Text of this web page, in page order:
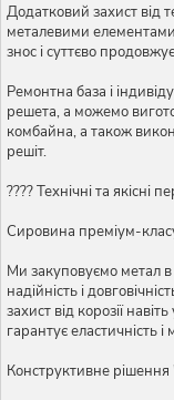
Додатковий захист від
металевими
знос і суттєво
Ремонтна база і
решета, а можемо
комбайна, а також
решіт.
???? Технічні та якісні
Сировина преміум-
Ми закуповуємо метал
надійність і
захист від корозії
гарантує еластичність і
Конструктивне рішення